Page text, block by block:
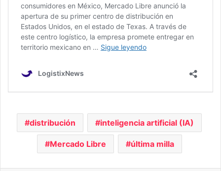
distribución inteligencia artificial (IA)
Mercado Libre última milla